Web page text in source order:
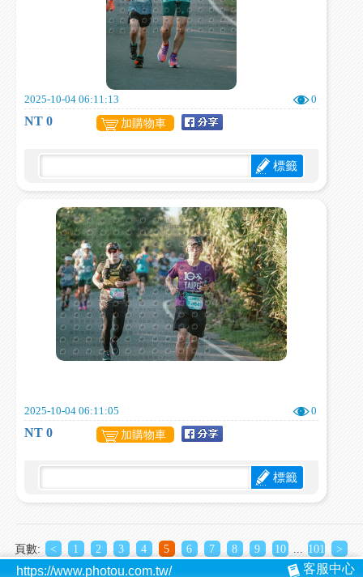
2025-10-04 06:11:13 0
NT 0 加購物車
標籤
2025-10-04 06:11:05 0
NT 0 加購物車
標籤
頁數: < 1 2 3 4 5 6 7 8 9 10 101 >
https://www.photou.com.tw/ 客服中心